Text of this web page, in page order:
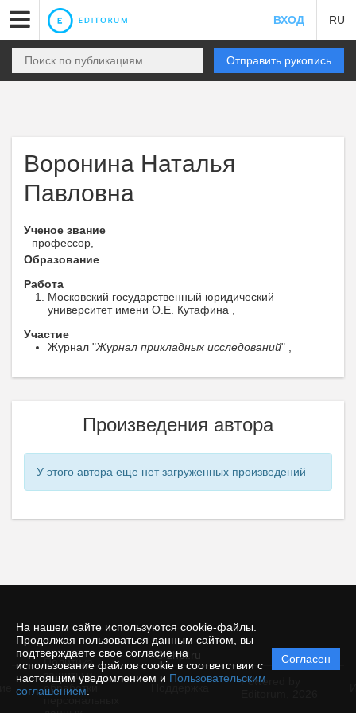
На нашем сайте используются cookie-файлы.
Продолжая пользоваться данным сайтом, вы
подтверждаете свое согласие на
использование файлов cookie в соответствии с
настоящим уведомлением и Пользовательским
соглашением
Согласен
ВХОД RU
Отправить рукопись
Воронина Наталья
Павловна
Ученое звание
профессор,
Образование
Работа
Московский государственный юридический
университет имени О.Е. Кутафина ,
Участие
Журнал "Журнал прикладных исследований" ,
Произведения автора
У этого автора еще нет загруженных произведений
© zhpi.ru
Политика
защиты и
обработки
Powered by